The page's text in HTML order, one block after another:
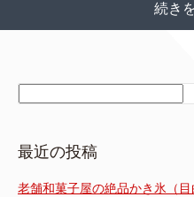
続き
最近の投稿
老舗和菓子屋の絶品かき氷（目